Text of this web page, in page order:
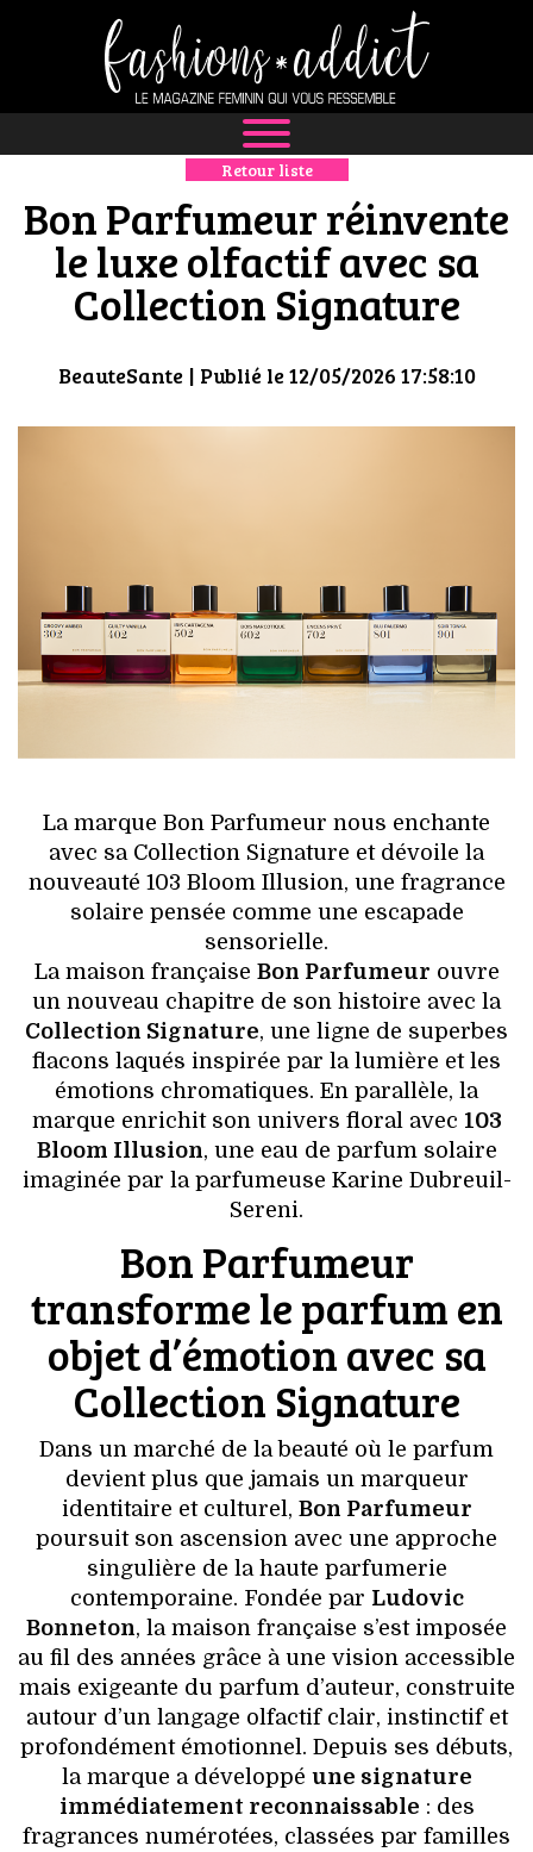
NEWS
MODE
LUXE
DÉFILÉS
BOUTIQUE
MAISON
AUTO
MODE DE RUE
JEUNES CRÉATEURS
HISTOIRE DES MARQUES
DÉCO
VOYAGES & LOISIRS
Retour liste
Bon Parfumeur réinvente
le luxe olfactif avec sa
Collection Signature
BeauteSante| Publié le 12/05/2026 17:58:10
La marque Bon Parfumeur nous enchante
avec sa Collection Signature et dévoile la
nouveauté 103 Bloom Illusion, une fragrance
solaire pensée comme une escapade
sensorielle.
La maison française Bon Parfumeur ouvre
un nouveau chapitre de son histoire avec la
Collection Signature, une ligne de superbes
flacons laqués inspirée par la lumière et les
émotions chromatiques. En parallèle, la
marque enrichit son univers floral avec 103
Bloom Illusion, une eau de parfum solaire
imaginée par la parfumeuse Karine Dubreuil-
Sereni.
Bon Parfumeur
transforme le parfum en
objet d’émotion avec sa
Collection Signature
Dans un marché de la beauté où le parfum
devient plus que jamais un marqueur
identitaire et culturel, Bon Parfumeur
poursuit son ascension avec une approche
singulière de la haute parfumerie
contemporaine. Fondée par Ludovic
Bonneton, la maison française s’est imposée
au fil des années grâce à une vision accessible
mais exigeante du parfum d’auteur, construite
autour d’un langage olfactif clair, instinctif et
profondément émotionnel. Depuis ses débuts,
la marque a développé une signature
immédiatement reconnaissable : des
fragrances numérotées, classées par familles